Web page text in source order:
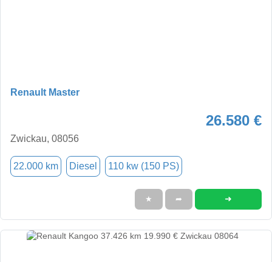
Renault Master
26.580 €
Zwickau, 08056
22.000 km Diesel 110 kw (150 PS)
★ ➦ ➜